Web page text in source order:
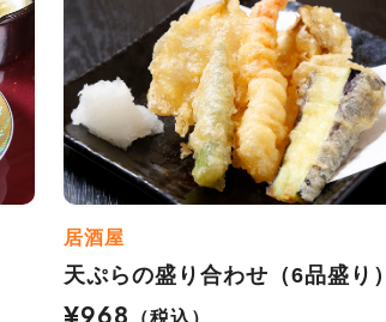
居酒屋
天ぷらの盛り合わせ（6品盛り）
¥968
（税込）